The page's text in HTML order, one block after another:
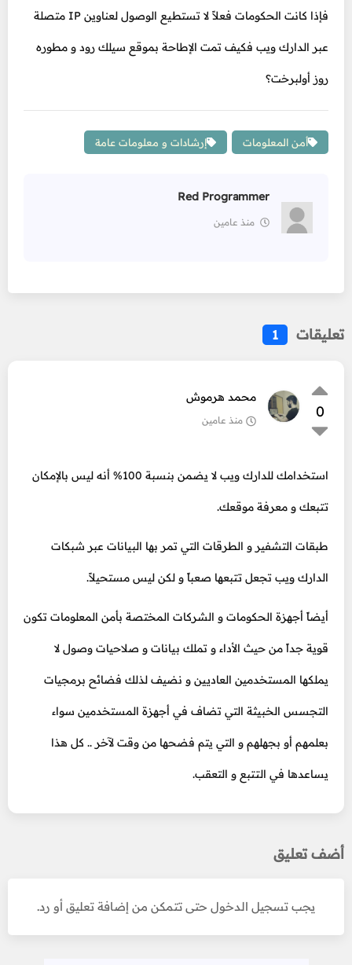
فإذا كانت الحكومات فعلاً لا تستطيع الوصول لعناوين IP متصلة
عبر الدارك ويب فكيف تمت الإطاحة بموقع سيلك رود و مطوره
روز أولبرخت؟
أمن المعلومات إرشادات و معلومات عامة
Red Programmer
منذ عامين
تعليقات 1
0
محمد هرموش
منذ عامين
استخدامك للدارك ويب لا يضمن بنسبة 100% أنه ليس بالإمكان
تتبعك و معرفة موقعك.
طبقات التشفير و الطرقات التي تمر بها البيانات عبر شبكات
الدارك ويب تجعل تتبعها صعباً و لكن ليس مستحيلاً.
أيضاً أجهزة الحكومات و الشركات المختصة بأمن المعلومات تكون
قوية جداً من حيث الأداء و تملك بيانات و صلاحيات وصول لا
يملكها المستخدمين العاديين و نضيف لذلك فضائح برمجيات
التجسس الخبيثة التي تضاف في أجهزة المستخدمين سواء
بعلمهم أو بجهلهم و التي يتم فضحها من وقت لآخر .. كل هذا
يساعدها في التتبع و التعقب.
أضف تعليق
يجب تسجيل الدخول حتى تتمكن من إضافة تعليق أو رد.